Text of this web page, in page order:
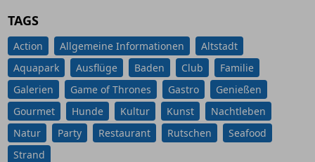
TAGS
Action Allgemeine Informationen
Altstadt
Aquapark
Ausflüge Baden Club
Familie
Galerien
Game of Thrones Gastro
Genießen
Gourmet
Hunde Kultur Kunst
Nachtleben
Natur
Party Restaurant Rutschen
Seafood
Strand